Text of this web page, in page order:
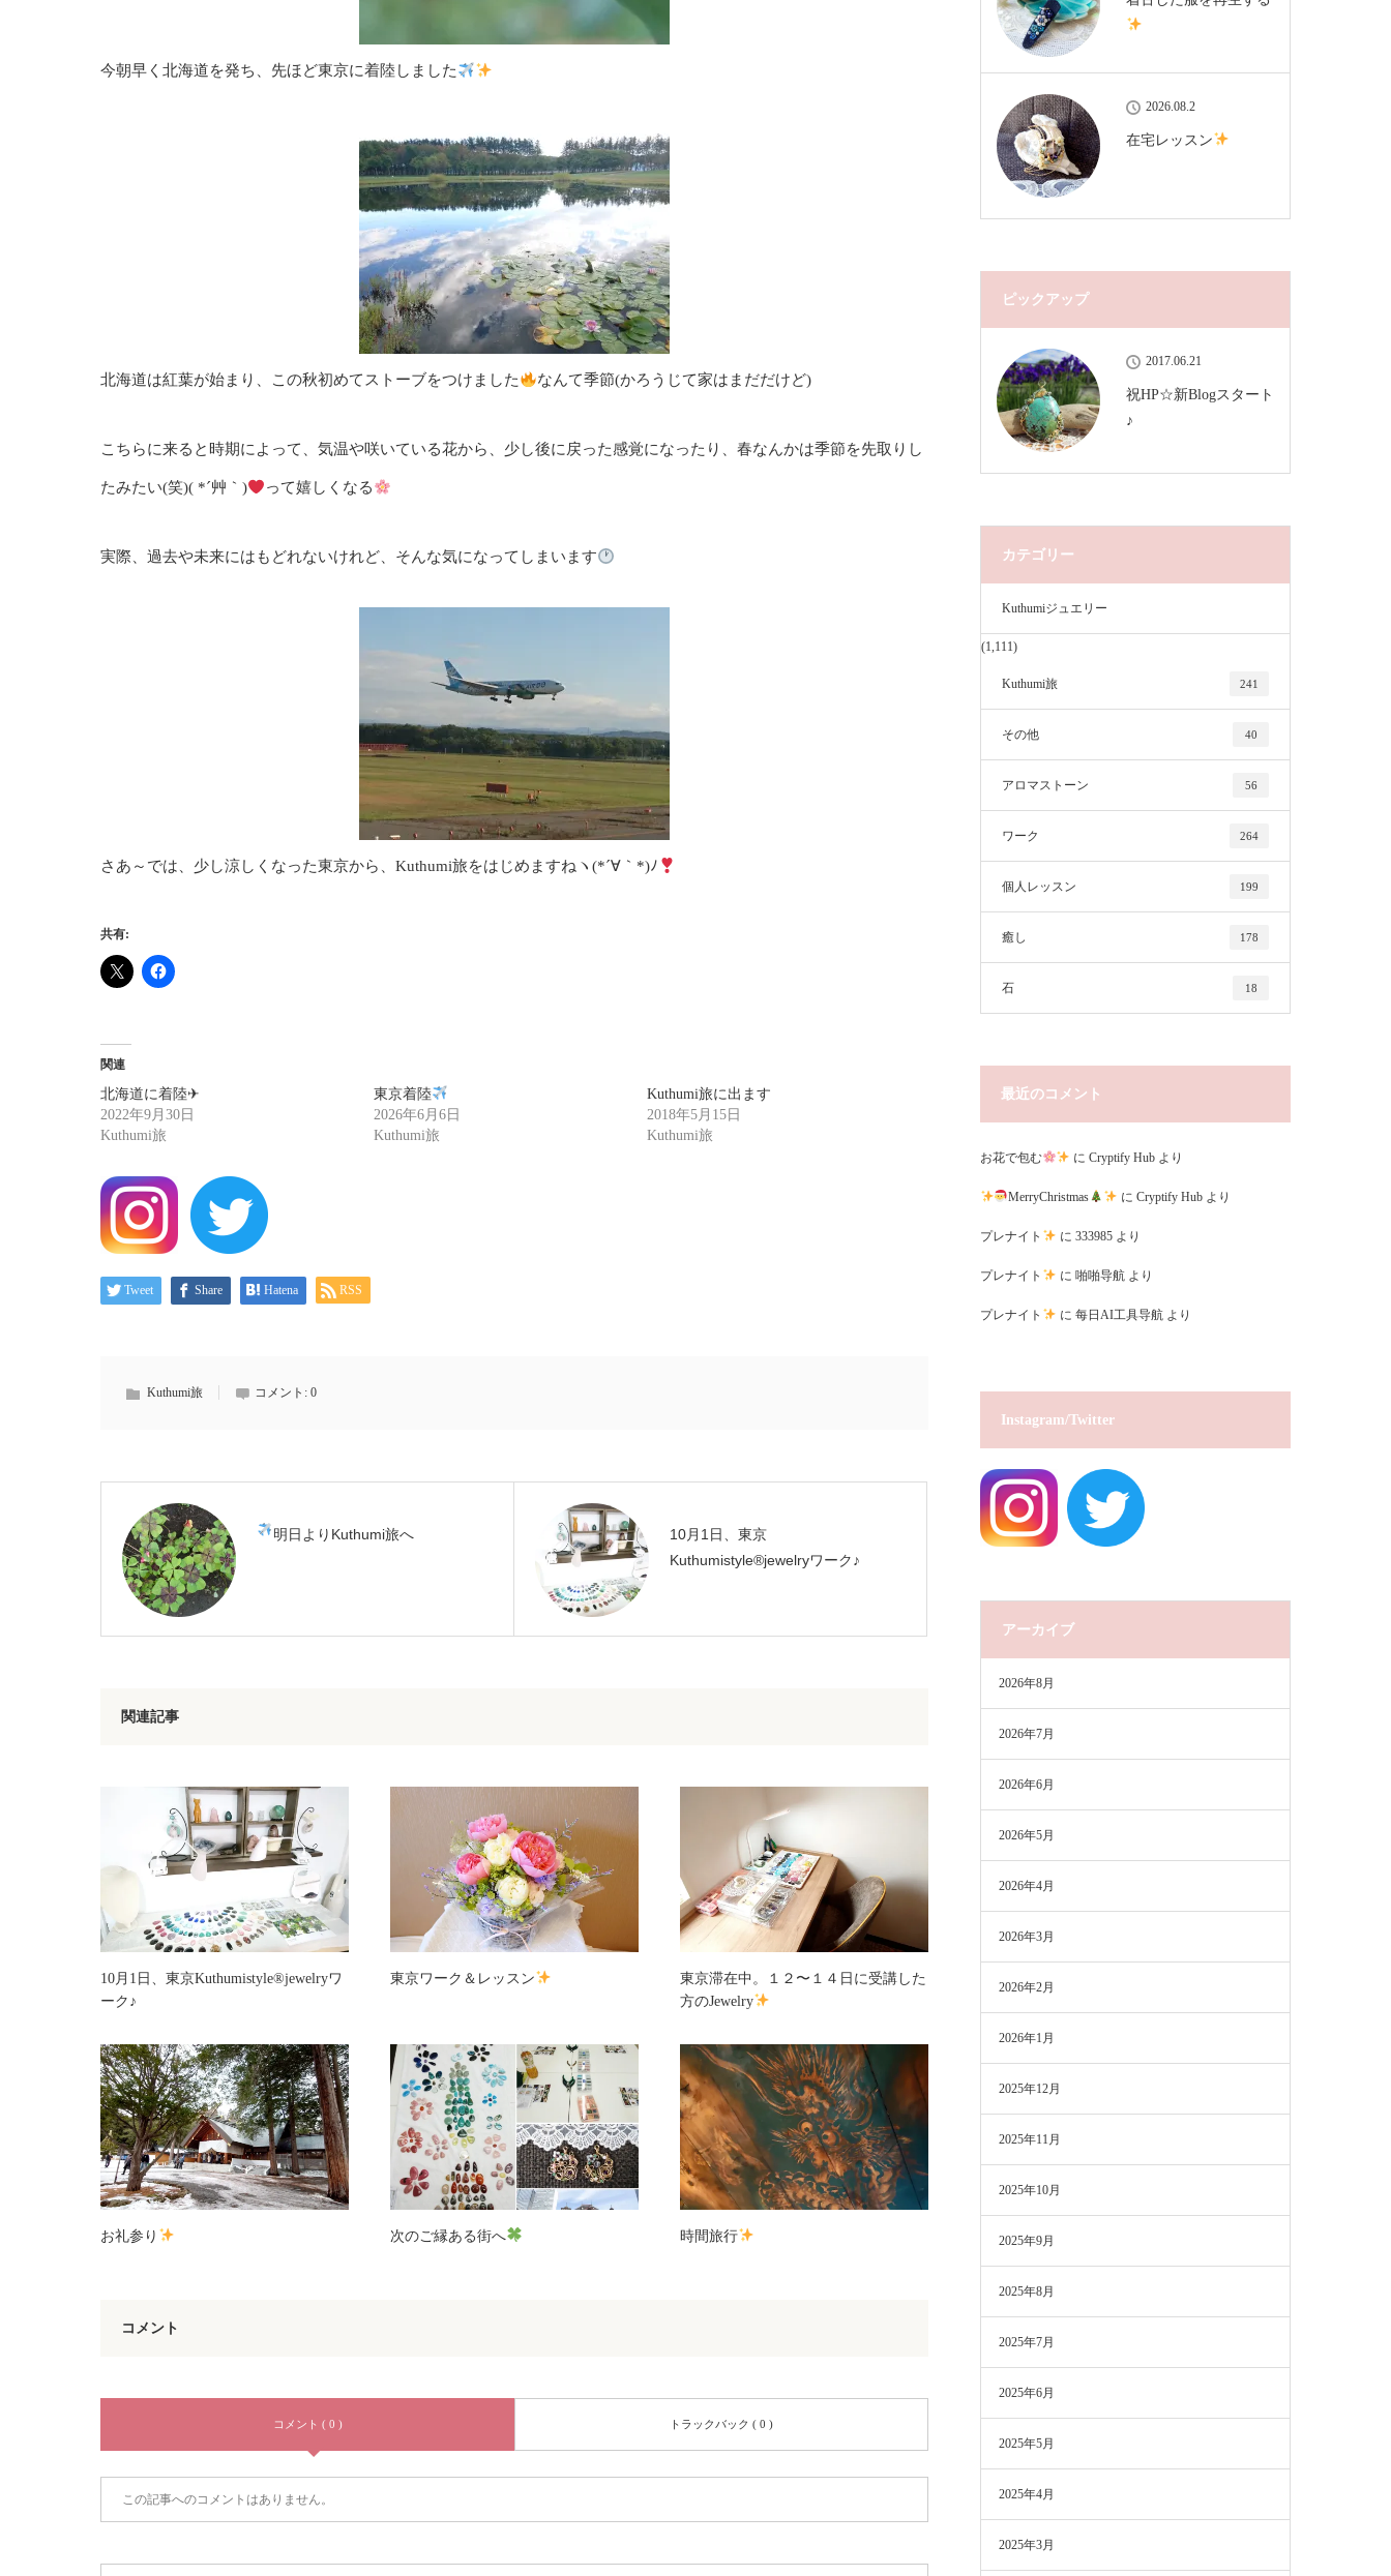
今朝早く北海道を発ち、先ほど東京に着陸しました
北海道は紅葉が始まり、この秋初めてストーブをつけました なんて季節(かろうじて家はまだだけど)
こちらに来ると時期によって、気温や咲いている花から、少し後に戻った感覚になったり、春なんかは季節を先取りし
たみたい(笑)( *´艸｀) って嬉しくなる
実際、過去や未来にはもどれないけれど、そんな気になってしまいます
さあ～では、少し涼しくなった東京から、Kuthumi旅をはじめますねヽ(*´∀｀*)ﾉ
共有:
関連
北海道に着陸✈
2022年9月30日
Kuthumi旅
東京着陸
2026年6月6日
Kuthumi旅
Kuthumi旅に出ます
2018年5月15日
Kuthumi旅
Tweet Share Hatena RSS
Kuthumi旅 コメント: 0
明日よりKuthumi旅へ
10月1日、東京
Kuthumistyle®️jewelryワーク♪
関連記事
10月1日、東京Kuthumistyle®️jewelryワ
ーク♪
東京ワーク＆レッスン
東京滞在中。１２〜１４日に受講した
方のJewelry
お礼参り 次のご縁ある街へ 時間旅行
コメント
コメント ( 0 ) トラックバック ( 0 )
この記事へのコメントはありません。
2026.08.2
在宅レッスン
ピックアップ
2017.06.21
祝HP☆新Blogスタート
♪
カテゴリー
Kuthumiジュエリー
(1,111)
Kuthumi旅 241
その他 40
アロマストーン 56
ワーク 264
個人レッスン 199
癒し 178
石 18
最近のコメント
お花で包む にCryptify Hub より
MerryChristmas に Cryptify Hubより
プレナイト に 333985より
プレナイト に 啪啪导航より
プレナイト に 每日AI工具导航より
Instagram/Twitter
アーカイブ
2026年8月
2026年7月
2026年6月
2026年5月
2026年4月
2026年3月
2026年2月
2026年1月
2025年12月
2025年11月
2025年10月
2025年9月
2025年8月
2025年7月
2025年6月
2025年5月
2025年4月
2025年3月